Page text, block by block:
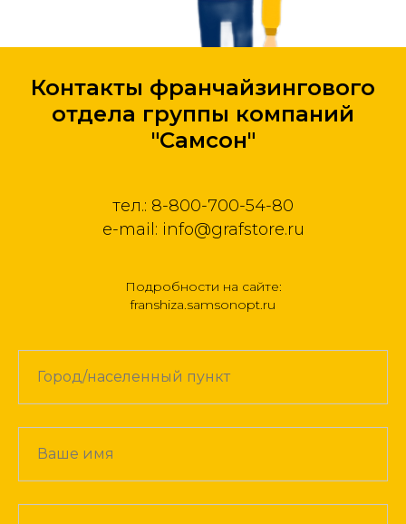
Контакты франчайзингового
отдела группы компаний
"Самсон"
тел.: 8-800-700-54-80
e-mail: info@grafstore.ru
Подробности на сайте:
franshiza.samsonopt.ru